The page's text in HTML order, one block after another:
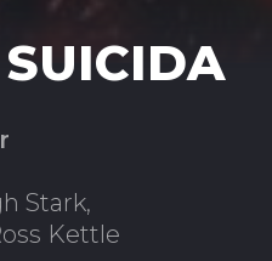
Stark,
Kettle